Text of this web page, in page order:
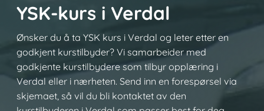
YSK-kurs i Verdal
Ønsker du å ta YSK kurs i Verdal og leter etter en
godkjent kurstilbyder? Vi samarbeider med
godkjente kurstilbydere som tilbyr opplæring i
Verdal eller i nærheten. Send inn en forespørsel via
skjemaet, så vil du bli kontaktet av den